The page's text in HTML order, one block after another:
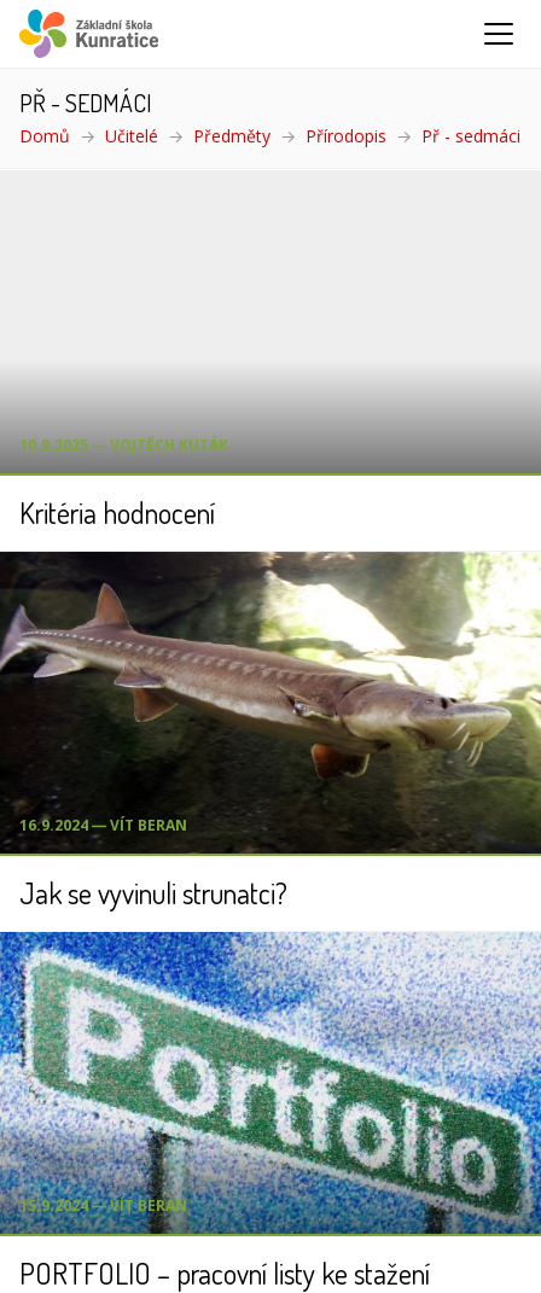
PŘ - SEDMÁCI
Domů Učitelé Předměty Přírodopis Př - sedmáci
10.9.2025 ― VOJTĚCH KUTÁK
Kritéria hodnocení
16.9.2024 ― VÍT BERAN
Jak se vyvinuli strunatci?
15.9.2024 ― VÍT BERAN
PORTFOLIO – pracovní listy ke stažení